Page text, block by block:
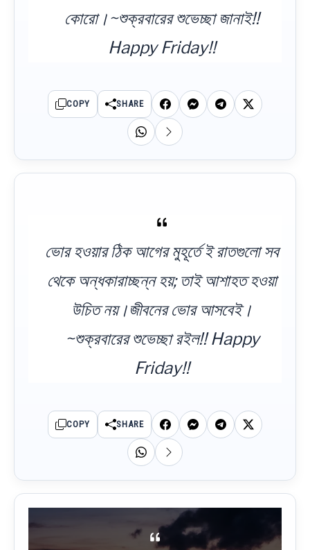
কোরো।~শুক্রবারের শুভেচ্ছা জানাই!!
Happy Friday!!
COPY SHARE
ভোর হওয়ার ঠিক আগের মুহূর্তে ই রাতগুলো সব
থেকে অন্ধকারাচ্ছন্ন হয়; তাই আশাহত হওয়া
উচিত নয়।জীবনের ভোর আসবেই।
~শুক্রবারের শুভেচ্ছা রইল!! Happy
Friday!!
COPY SHARE